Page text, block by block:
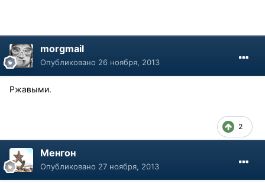
morgmail
Опубликовано 26 ноября, 2013
Ржавыми.
2
Менгон
Опубликовано 27 ноября, 2013